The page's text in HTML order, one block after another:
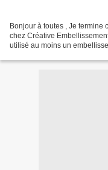
Bonjour à toutes , Je termine
chez Créative
utilisé au moins un